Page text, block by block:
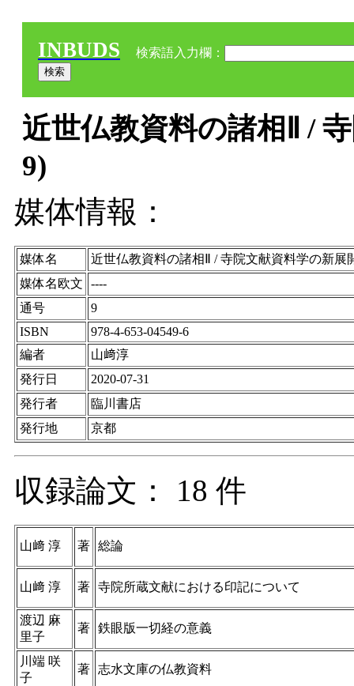
INBUDS 検索語入力欄：
近世仏教資料の諸相Ⅱ /
9)
媒体情報：
媒体名
近世仏教資料の諸相Ⅱ / 寺院文献資料学の新展
媒体名欧文
----
通号
9
ISBN
978-4-653-04549-6
編者
山﨑淳
発行日
2020-07-31
発行者
臨川書店
発行地
京都
収録論文： 18 件
山﨑 淳 著 総論
山﨑 淳 著 寺院所蔵文献における印記について
渡辺 麻
里子
著 鉄眼版一切経の意義
川端 咲
子
著 志水文庫の仏教資料